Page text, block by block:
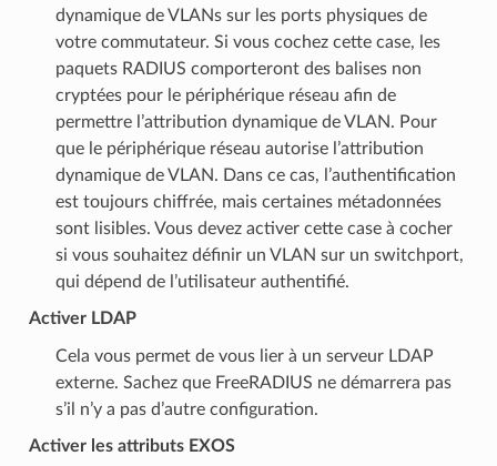
dynamique de VLANs sur les ports physiques de
votre commutateur. Si vous cochez cette case, les
paquets RADIUS comporteront des balises non
cryptées pour le périphérique réseau afin de
permettre l’attribution dynamique de VLAN. Pour
que le périphérique réseau autorise l’attribution
dynamique de VLAN. Dans ce cas, l’authentification
est toujours chiffrée, mais certaines métadonnées
sont lisibles. Vous devez activer cette case à cocher
si vous souhaitez définir un VLAN sur un switchport,
qui dépend de l’utilisateur authentifié.
Activer LDAP
Cela vous permet de vous lier à un serveur LDAP
externe. Sachez que FreeRADIUS ne démarrera pas
s’il n’y a pas d’autre configuration.
Activer les attributs EXOS